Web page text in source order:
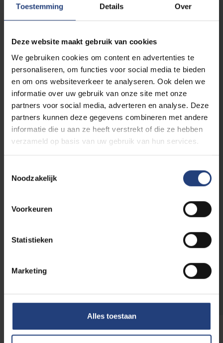
Toestemming Details Over
Deze website maakt gebruik van cookies
We gebruiken cookies om content en advertenties te
personaliseren, om functies voor social media te bieden
en om ons websiteverkeer te analyseren. Ook delen we
informatie over uw gebruik van onze site met onze
partners voor social media, adverteren en analyse. Deze
partners kunnen deze gegevens combineren met andere
informatie die u aan ze heeft verstrekt of die ze hebben
verzameld op basis van uw gebruik van hun services.
Noodzakelijk
Voorkeuren
Statistieken
Marketing
Alles toestaan
Hugo Thienpont neemt afscheid als
“Uitvinder, daar bestaat geen diploma voor.
Ingenieur kwam het dichtst in de buurt”
Lees meer
"We hebben ook elk jaar studenten die
doen, worden aangenomen.”
Lees meer